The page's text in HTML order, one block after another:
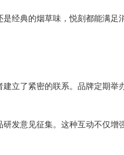
经典的烟草味，悦刻都能满足
立了紧密的联系。品牌定期举
发意见征集。这种互动不仅增